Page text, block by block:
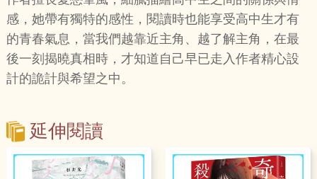
感，她帶有獨特的感性，閱讀時也能享受高中生才有
的青春氣息，當我們越靠近主角、越了解主角，在最
後一刻揭曉真相時，才知道自己早已走入作者精心設
計的詭計與希望之中。
延伸閱讀